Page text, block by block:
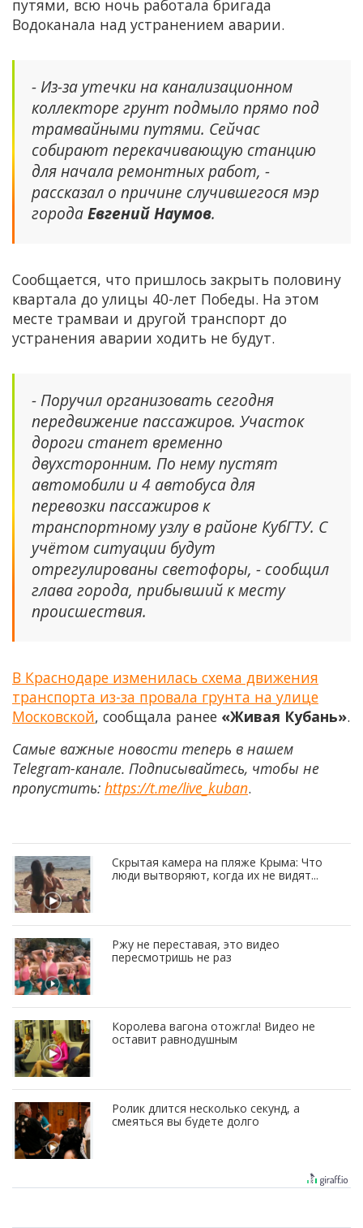
путями, всю ночь работала бригада
Водоканала над устранением аварии.
- Из-за утечки на канализационном
коллекторе грунт подмыло прямо под
трамвайными путями. Сейчас
собирают перекачивающую станцию
для начала ремонтных работ, -
рассказал о причине случившегося мэр
городаЕвгений Наумов.
Сообщается, что пришлось закрыть половину
квартала до улицы 40-лет Победы. На этом
месте трамваи и другой транспорт до
устранения аварии ходить не будут.
- Поручил организовать сегодня
передвижение пассажиров. Участок
дороги станет временно
двухсторонним. По нему пустят
автомобили и 4 автобуса для
перевозки пассажиров к
транспортному узлу в районе КубГТУ. С
учётом ситуации будут
отрегулированы светофоры, - сообщил
глава города, прибывший к месту
происшествия.
В Краснодаре изменилась схема движения
транспорта из-за провала грунта на улице
Московской, сообщала ранее «Живая Кубань».
Самые важные новости теперь в нашем
Telegram-канале. Подписывайтесь, чтобы не
пропустить: https://t.me/live_kuban.
Скрытая камера на пляже Крыма: Что
люди вытворяют, когда их не видят...
Ржу не переставая, это видео
пересмотришь не раз
Королева вагона отожгла! Видео не
оставит равнодушным
Ролик длится несколько секунд, а
смеяться вы будете долго